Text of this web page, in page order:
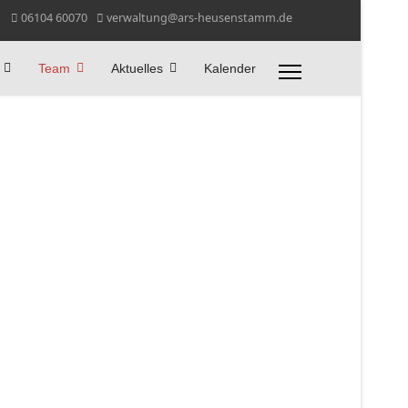
06104 60070 verwaltung@ars-heusenstamm.de
Team Aktuelles Kalender